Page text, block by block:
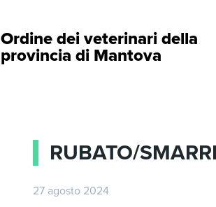
Ordine dei veterinari della
provincia di Mantova
RUBATO/
27 agosto 2024